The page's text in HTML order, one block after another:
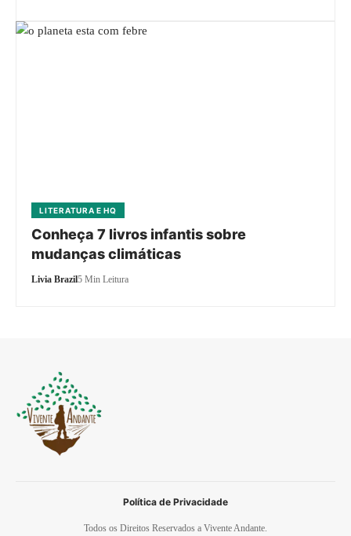
LITERATURA E HQ
Conheça 7 livros infantis sobre
mudanças climáticas
Livia Brazil5 Min Leitura
Todos os Direitos Reservados a Vivente Andante.
Política de Privacidade